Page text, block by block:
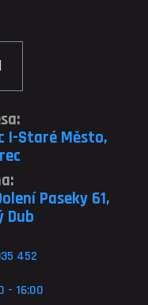
I-Staré Město,
Paseky 61,
Dub
452
- 16:00